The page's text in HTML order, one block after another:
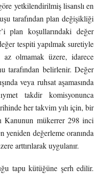
yetkilendirilmiş lisanslı en
tarafından plan değişikliği
plan koşullarındaki değer
tespiti yapılmak suretiyle
az olmamak üzere, idarece
tarafından belirlenir. Değer
veya ruhsat aşamasında
takdir komisyonunca
her takvim yılı için, bir
Kanunun mükerrer 298 inci
yeniden değerleme oranında
arttırılarak uygulanır.
tapu kütüğüne şerh edilir.